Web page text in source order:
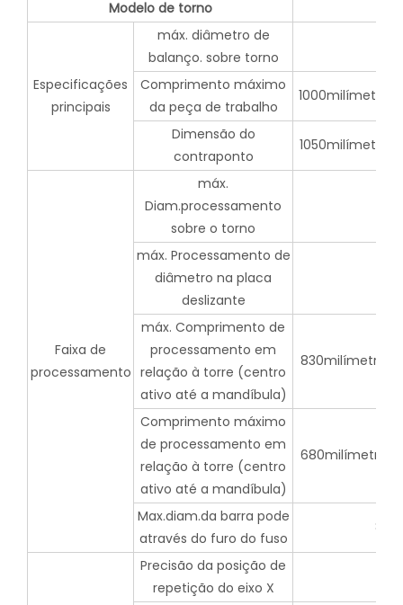
Modelo de torno
Especificações
principais
máx. diâmetro de
balanço. sobre torno
Comprimento máximo
da peça de trabalho
1000milímetros
Dimensão do
contraponto
1050milímetros
Faixa de
processamento
máx.
Diam.processamento
sobre o torno
máx. Processamento de
diâmetro na placa
deslizante
máx. Comprimento de
processamento em
relação à torre (centro
ativo até a mandíbula)
830milímetros
Comprimento máximo
de processamento em
relação à torre (centro
ativo até a mandíbula)
680milímetros
Max.diam.da barra pode
através do furo do fuso
80
Precisão da posição de
repetição do eixo X